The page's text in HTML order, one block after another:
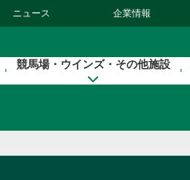
ニュース 企業情報
競馬場・ウインズ・その他施設